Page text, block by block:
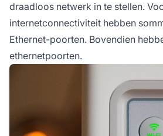
draadloos netwerk in te stellen.
internetconnectiviteit hebben
Ethernet-poorten. Bovendien
ethernetpoorten.